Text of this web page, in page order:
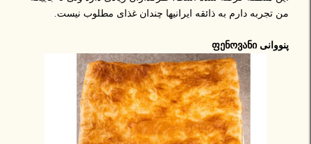
من تجربه دارم به ذائقه ایرانیها چندان غذای مطلوب نیست.
پنووانی ფენოვანი